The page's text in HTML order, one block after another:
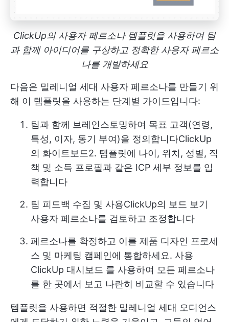
ClickUp의 사용자 페르소나 템플릿을 사용하여 팀
과 함께 아이디어를 구상하고 정확한 사용자 페르소
나를 개발하세요
다음은 밀레니얼 세대 사용자 페르소나를 만들기 위
해 이 템플릿을 사용하는 단계별 가이드입니다:
팀과 함께 브레인스토밍하여 목표 고객(연령,
특성, 이자, 동기 부여)을 정의합니다ClickUp
의 화이트보드2. 템플릿에 나이, 위치, 성별, 직
책 및 소득 프로필과 같은 ICP 세부 정보를 입
력합니다
팀 피드백 수집 및 사용ClickUp의 보드 보기
사용자 페르소나를 검토하고 조정합니다
페르소나를 확정하고 이를 제품 디자인 프로세
스 및 마케팅 캠페인에 통합하세요. 사용
ClickUp 대시보드 를 사용하여 모든 페르소나
를 한 곳에서 보고 나란히 비교할 수 있습니다
템플릿을 사용하면 적절한 밀레니얼 세대 오디언스